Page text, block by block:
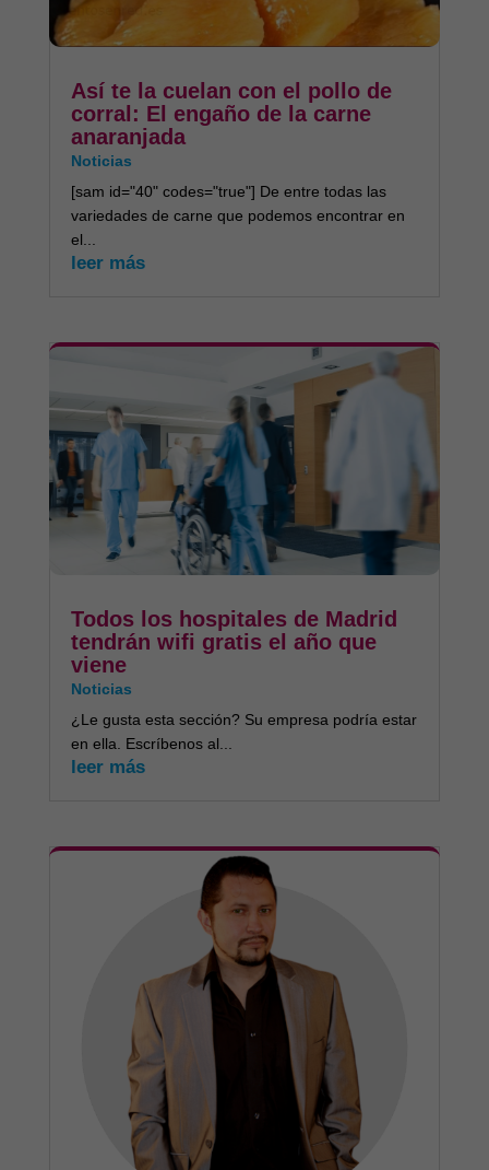
Así te la cuelan con el pollo de
corral: El engaño de la carne
anaranjada
Noticias
[sam id="40" codes="true"] De entre todas las
variedades de carne que podemos encontrar en
el...
leer más
Todos los hospitales de Madrid
tendrán wifi gratis el año que
viene
Noticias
¿Le gusta esta sección? Su empresa podría estar
en ella. Escríbenos al...
leer más